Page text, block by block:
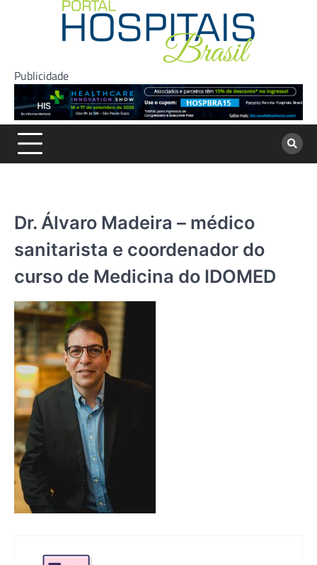
Publicidade
Dr. Álvaro Madeira – médico
sanitarista e coordenador do
curso de Medicina do IDOMED